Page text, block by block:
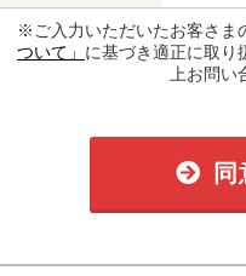
※ご入力いただいたお客さま
ついて」 に基づき適正に取り
上お問い